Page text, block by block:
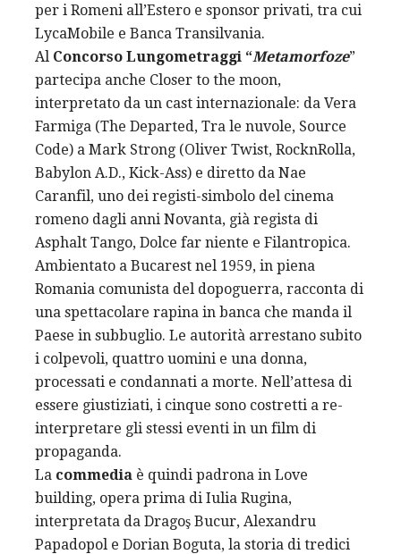
per i Romeni all’Estero e sponsor privati, tra cui
LycaMobile e Banca Transilvania.
Al Concorso Lungometraggi “Metamorfoze”
partecipa anche Closer to the moon,
interpretato da un cast internazionale: da Vera
Farmiga (The Departed, Tra le nuvole, Source
Code) a Mark Strong (Oliver Twist, RocknRolla,
Babylon A.D., Kick-Ass) e diretto da Nae
Caranfil, uno dei registi-simbolo del cinema
romeno dagli anni Novanta, già regista di
Asphalt Tango, Dolce far niente e Filantropica.
Ambientato a Bucarest nel 1959, in piena
Romania comunista del dopoguerra, racconta di
una spettacolare rapina in banca che manda il
Paese in subbuglio. Le autorità arrestano subito
i colpevoli, quattro uomini e una donna,
processati e condannati a morte. Nell’attesa di
essere giustiziati, i cinque sono costretti a re-
interpretare gli stessi eventi in un film di
propaganda.
La commedia è quindi padrona in Love
building, opera prima di Iulia Rugina,
interpretata da Dragoş Bucur, Alexandru
Papadopol e Dorian Boguta, la storia di tredici